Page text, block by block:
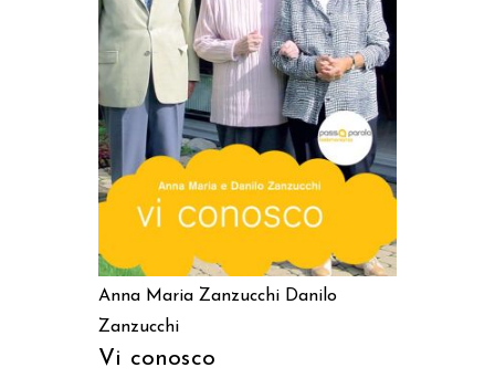
LEGGI TUTTO
Anna Maria Zanzucchi Danilo
Zanzucchi
Vi conosco